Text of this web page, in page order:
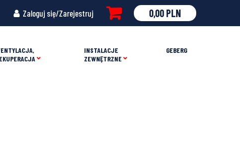
Zaloguj się/Zarejestruj 0,00 PLN
INSTALACJE
ZEWNĘTRZNE
GEBERG